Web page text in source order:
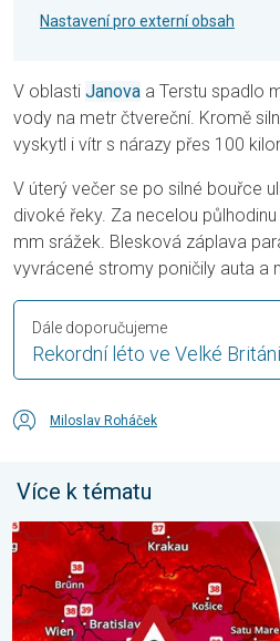
Nastavení pro externí obsah
V oblasti Janova a Terstu spadlo
vody na metr čtvereční. Kromě
vyskytl i vítr s nárazy přes 100
V úterý večer se po silné bouřce
divoké řeky. Za necelou
mm srážek. Blesková záplava
vyvrácené stromy poničily auta a
Rekordní léto ve Velké
Dále doporučujeme
Miloslav Roháček
Více k tématu
Extrémní teploty ve východní